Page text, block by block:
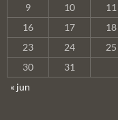
9
10 11
16
17 18
23
24 25
30
31
« jun